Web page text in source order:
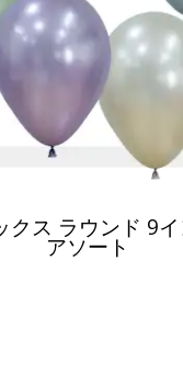
クス ラウンド 9
アソート